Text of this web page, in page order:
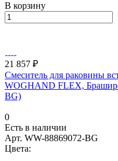
В корзину
21 857 ₽
Смеситель для раковины
WOGHAND FLEX,
BG)
0
Есть в наличии
Арт. WW-88869072-BG
Цвета: